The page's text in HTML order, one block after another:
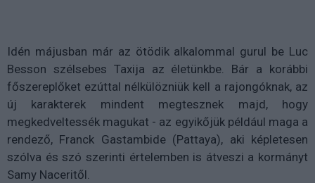
Idén májusban már az ötödik alkalommal gurul be Luc
Besson szélsebes Taxija az életünkbe. Bár a korábbi
főszereplőket ezúttal nélkülözniük kell a rajongóknak, az
új karakterek mindent megtesznek majd, hogy
megkedveltessék magukat - az egyikőjük például maga a
rendező, Franck Gastambide (Pattaya), aki képletesen
szólva és szó szerinti értelemben is átveszi a kormányt
Samy Naceritől.